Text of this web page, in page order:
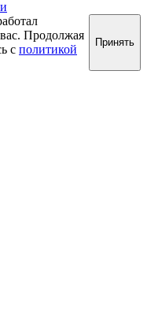
Продолжая
с политикой
Принять